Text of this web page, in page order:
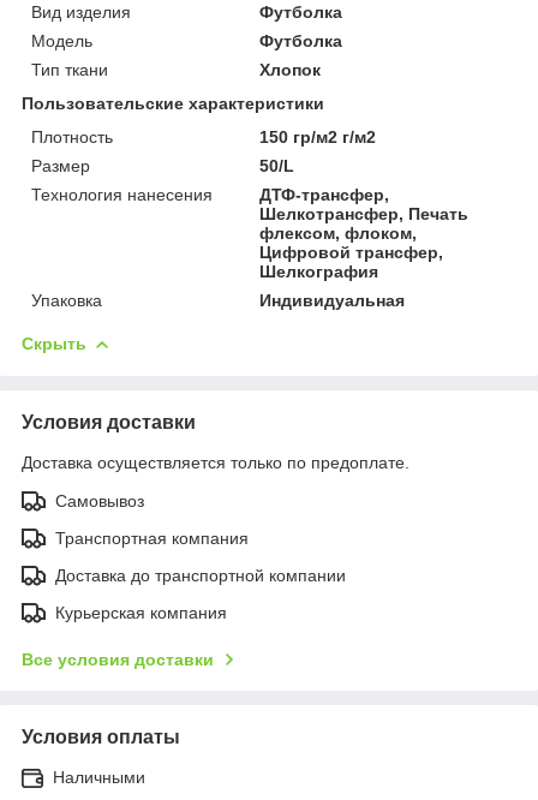
Вид изделия
Футболка
Мoдель
Футболка
Тип ткани
Хлопок
Пользовательские характеристики
Плотность
150 гр/м2 г/м2
Размер
50/L
Технология нанесения
ДТФ-трансфер,
Шелкотрансфер, Печать
флексом, флоком,
Цифровой трансфер,
Шелкография
Упаковка
Индивидуальная
Скрыть
Условия доставки
Доставка осуществляется только по предоплате.
Самовывоз
Транспортная компания
Доставка до транспортной компании
Курьерская компания
Все условия доставки
Условия оплаты
Наличными